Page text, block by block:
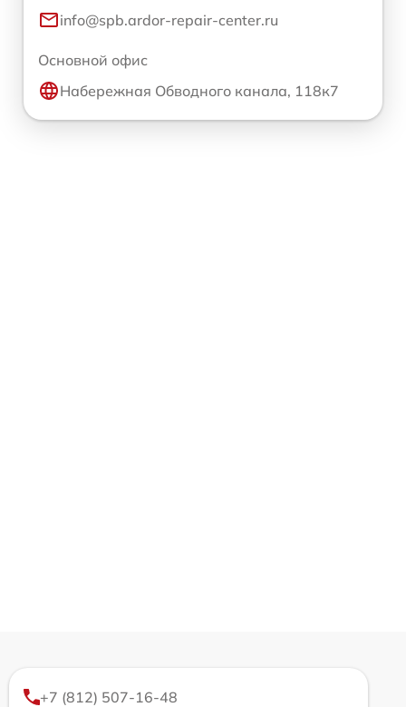
info@spb.ardor-repair-center.ru
Основной офис
Набережная Обводного канала, 118к7
+7 (812) 507-16-48